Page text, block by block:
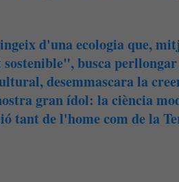
d'una ecologia que,
sostenible", busca
desemmascara la
gran ídol: la ciència
tant de l'home com de la